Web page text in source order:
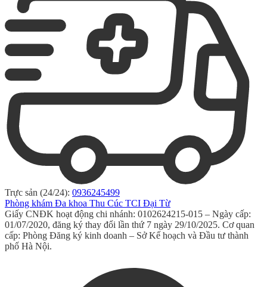
Trực sản (24/24): 0936245499
Phòng khám Đa khoa Thu Cúc TCI Đại Từ
Giấy CNĐK hoạt động chi nhánh: 0102624215-015 – Ngày cấp:
01/07/2020, đăng ký thay đổi lần thứ 7 ngày 29/10/2025. Cơ quan
cấp: Phòng Đăng ký kinh doanh – Sở Kế hoạch và Đầu tư thành
phố Hà Nội.